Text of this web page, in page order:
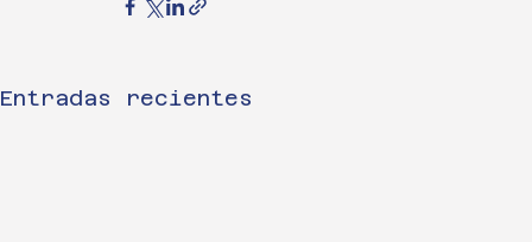
Entradas recientes